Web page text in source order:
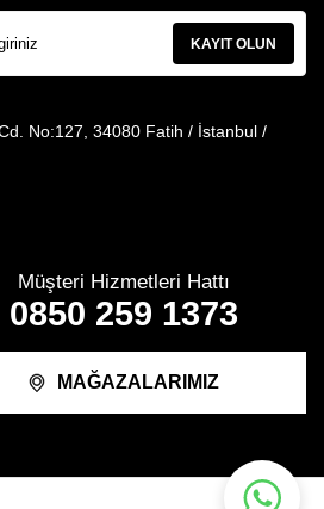
KAYIT OLUN
No:127, 34080 Fatih / İstanbul /
Müşteri Hizmetleri Hattı
0850 259 1373
MAĞAZALARIMIZ